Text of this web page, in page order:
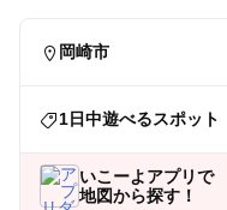
岡崎市
1日中遊べるスポット
いこーよアプリで
地図から探す！